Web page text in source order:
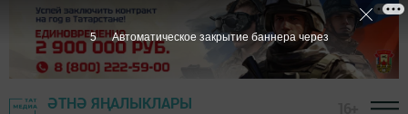
ӘТНӘ ЯҢАЛЫКЛАРЫ
4 Автоматическое закрытие баннера через